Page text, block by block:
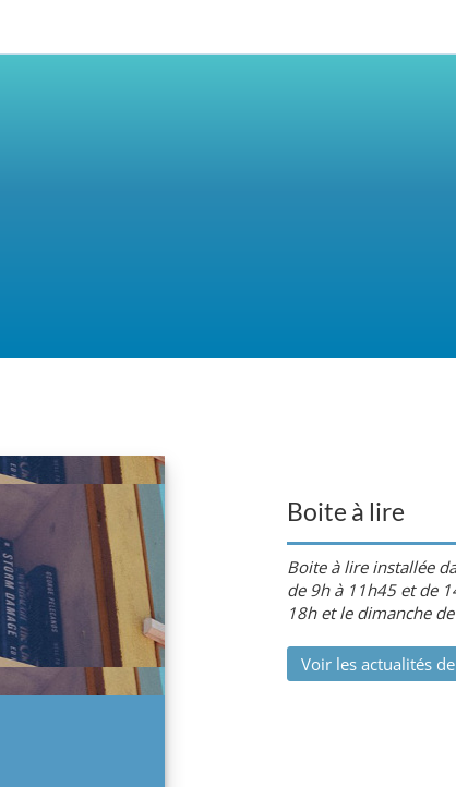
Boite à lire
Boite à lire installée
de 9h à 11h45 et de
18h et le dimanche
Voir les actualités